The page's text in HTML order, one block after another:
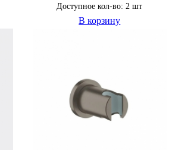
Доступное кол-во: 2 шт
В корзину